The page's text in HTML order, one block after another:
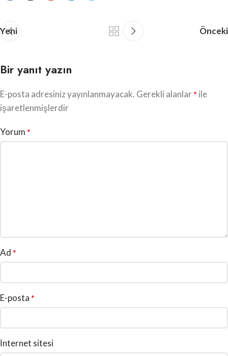
Yeni Önceki
Bir yanıt yazın
E-posta adresiniz yayınlanmayacak. Gerekli alanlar* ile
işaretlenmişlerdir
Yorum *
Ad *
E-posta *
İnternet sitesi